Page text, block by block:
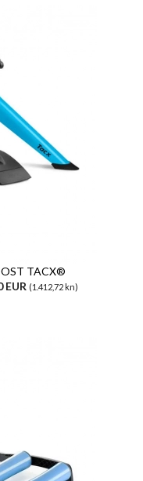
TACX®
EUR (1.412,72 kn)